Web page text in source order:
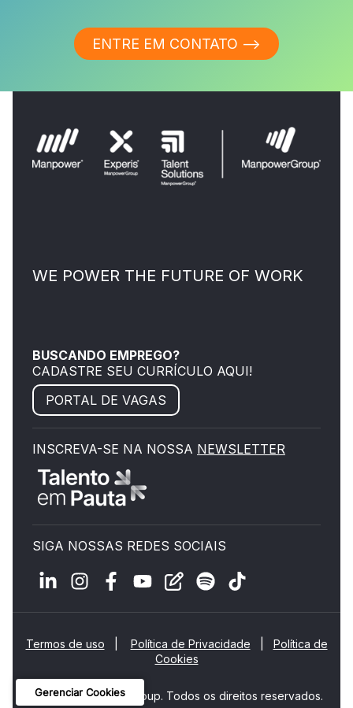
ENTRE EM CONTATO ⟶
WE POWER THE FUTURE OF WORK
BUSCANDO EMPREGO?
CADASTRE SEU CURRÍCULO AQUI!
PORTAL DE VAGAS
INSCREVA-SE NA NOSSA NEWSLETTER
SIGA NOSSAS REDES SOCIAIS
Termos de uso Política de Privacidade
Política de
Cookies
© 2026 ManpowerGroup. Todos os direitos reservados.
Gerenciar Cookies